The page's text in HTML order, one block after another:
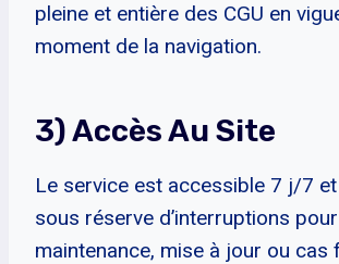
pleine et entière des CGU en
moment de la navigation.
3) Accès Au Site
Le service est accessible 7 j/7
sous réserve d’interruptions pour
maintenance, mise à jour ou